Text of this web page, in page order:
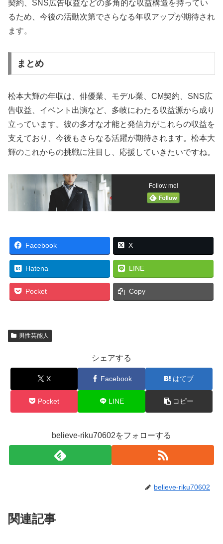
契約、SNS広告収益などの多角的な収益構造を持ってい
るため、今後の活動次第でさらなる年収アップが期待され
ます。
まとめ
松本大輝の年収は、俳優業、モデル業、CM契約、SNS広
告収益、イベント出演など、多岐にわたる収益源から成り
立っています。彼の多才な才能と発信力がこれらの収益を
支えており、今後もさらなる活躍が期待されます。松本大
輝のこれからの挑戦に注目し、応援していきたいですね。
Follow me!
Facebook X
Hatena LINE
Pocket Copy
男性芸能人
シェアする
X Facebook はてブ
Pocket LINE コピー
believe-riku70602をフォローする
believe-riku70602
関連記事